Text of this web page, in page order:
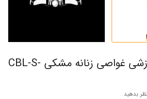
ساعت مچی ورزشی غواصی زنانه مشکی CBL-S-
بدهید